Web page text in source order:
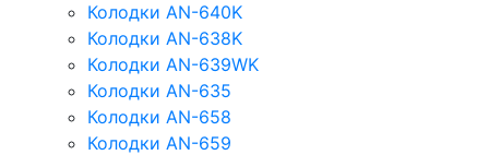
Колодки AN-640K
Колодки AN-638K
Колодки AN-639WK
Колодки AN-635
Колодки AN-658
Колодки AN-659